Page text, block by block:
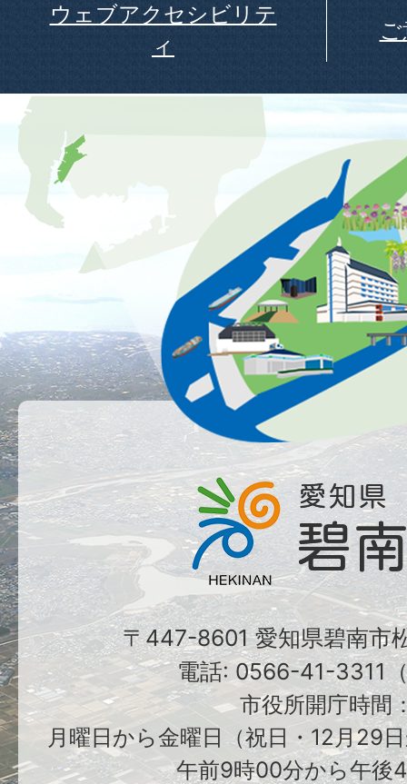
ウェブアクセシビリテ
ィ
〒447-8601 愛知県碧南市
電話: 0566-41-3311
市役所開庁時間
月曜日から金曜日（祝日・12月29
午前9時00分から午後